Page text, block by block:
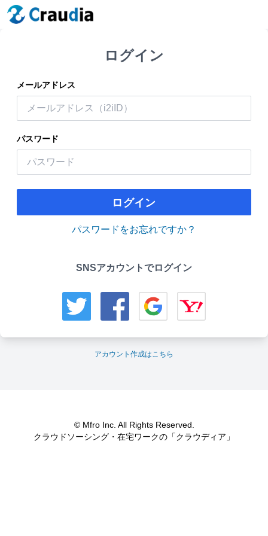
ログイン
メールアドレス
パスワード
ログイン
パスワードをお忘れですか？
SNSアカウントでログイン
アカウント作成はこちら
© Mfro Inc. All Rights Reserved.
クラウドソーシング・在宅ワークの「クラウディア」